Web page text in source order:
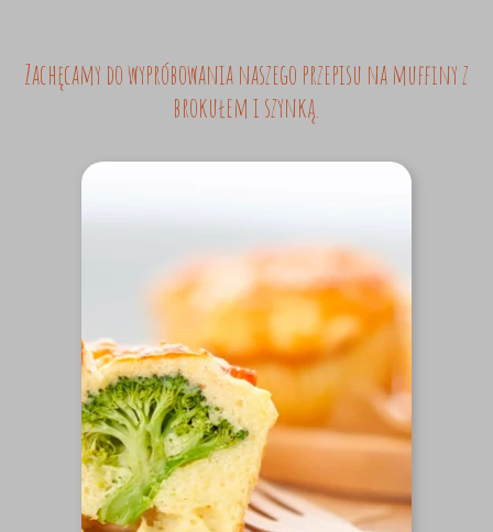
Zachęcamy do wypróbowania naszego przepisu na muffiny z
brokułem i szynką.